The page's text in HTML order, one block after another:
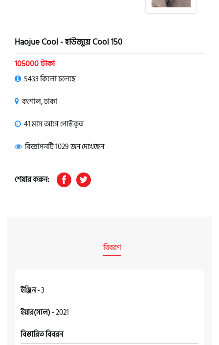
Haojue Cool - হাউজুয়ে Cool 150
105000 টাকা
5433 কিলো চলেছে
বংশাল, ঢাকা
41 মাস আগে পোস্টকৃত
বিজ্ঞাপনটি 1029 জন দেখেছেন
শেয়ার করুন:
বিবরণ
ইঞ্জিন -3
ইয়ার(সাল) -2021
বিস্তারিত বিবরন